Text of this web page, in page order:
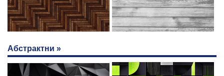
Абстрактни »